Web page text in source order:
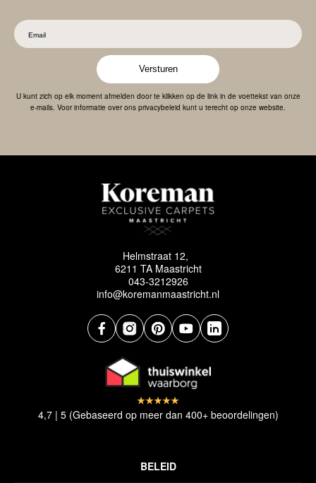
Versturen
U kunt zich op elk moment afmelden door te klikken op de link in de voettekst van onze
e-mails. Voor informatie over ons privacybeleid kunt u terecht op onze website.
Helmstraat 12,
6211 TA Maastricht
043-3212926
info@koremanmaastricht.nl
BELEID
4,7 | 5 (Gebaseerd op meer dan 400+ beoordelingen)